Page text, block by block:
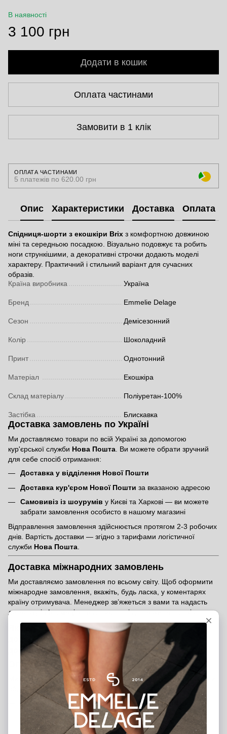
В наявності
3 100 грн
Додати в кошик
Оплата частинами
Замовити в 1 клік
ОПЛАТА ЧАСТИНАМИ
5 платежів по 620.00 грн
Опис Характеристики Доставка Оплата
Спідниця-шорти з екошкіри Brix з комфортною довжиною
міні та середньою посадкою. Візуально подовжує та робить
ноги стрункішими, а декоративні строчки додають моделі
характеру. Практичний і стильний варіант для сучасних
образів.
Країна виробника
Україна
Бренд Emmelie Delage
Сезон Демісезонний
Колір Шоколадний
Принт Однотонний
Матеріал Екошкіра
Склад матеріалу Поліуретан-100%
Застібка Блискавка
Доставка замовлень по Україні
Ми доставляємо товари по всій Україні за допомогою
кур'єрської служби Нова Пошта. Ви можете обрати зручний
для себе спосіб отримання:
Доставка у відділення Нової Пошти
Доставка кур'єром Нової Пошти за вказаною адресою
Самовивіз із шоурумів у Києві та Харкові — ви можете
забрати замовлення особисто в нашому магазині
Відправлення замовлення здійснюється протягом 2-3 робочих
днів. Вартість доставки — згідно з тарифами логістичної
служби Нова Пошта
Доставка міжнародних замовлень
Ми доставляємо замовлення по всьому світу. Щоб оформити
міжнародне замовлення, вкажіть, будь ласка, у коментарях
країну отримувача. Менеджер зв’яжеться з вами та надасть
детальну інформацію щодо вартості доставки та строків.
Якщо у вас виникли питання щодо оплати чи
доставки, звертайтеся — ми завжди готові
допомогти!
Оплата замовлення
Ми пропонуємо кілька зручних способів оплати, щоб ви могли
обрати той, який підходить саме вам:
Банківською карткою на сайті — швидко та безпечно
через платіжну систему
Післяоплата — оплата при отриманні після внесення